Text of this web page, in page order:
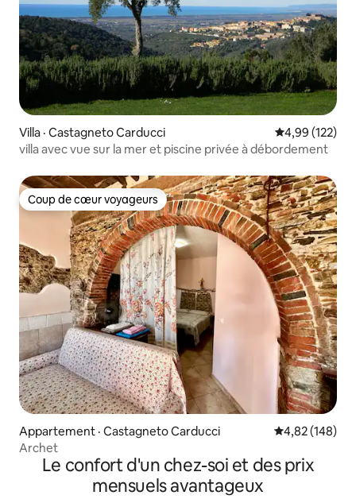
Villa · Castagneto Carducci Note
4,99 (122)
villa avec vue sur la mer et piscine privée à débordement
Coup de cœur voyageurs
Coup de cœur voyageurs
Appartement · Castagneto Carducci Note
4,82 (148)
Archet
Le confort d'un chez-soi et des prix
mensuels avantageux